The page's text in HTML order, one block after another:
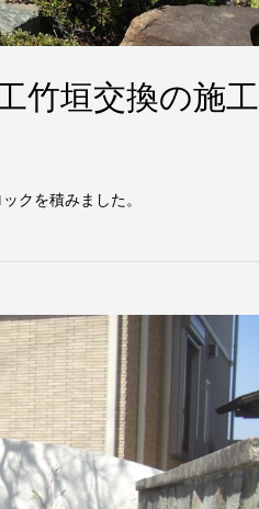
竹垣交換の施工
クを積みました。